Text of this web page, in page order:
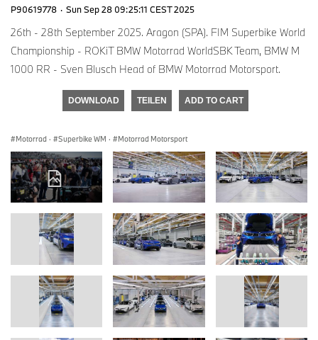
P90619778 · Sun Sep 28 09:25:11 CEST 2025
26th - 28th September 2025. Aragon (SPA). FIM Superbike World
Championship - ROKiT BMW Motorrad WorldSBK Team, BMW M
1000 RR - Sven Blusch Head of BMW Motorrad Motorsport.
DOWNLOAD TEILEN ADD TO CART
Motorrad · Superbike WM · Motorrad Motorsport